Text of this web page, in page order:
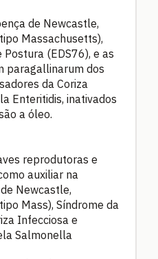
de Newcastle,
Massachusetts),
(EDS76), e as
paragallinarum dos
da Coriza
Enteritidis, inativados
a óleo.
reprodutoras e
auxiliar na
Newcastle,
Mass), Síndrome da
Infecciosa e
Salmonella